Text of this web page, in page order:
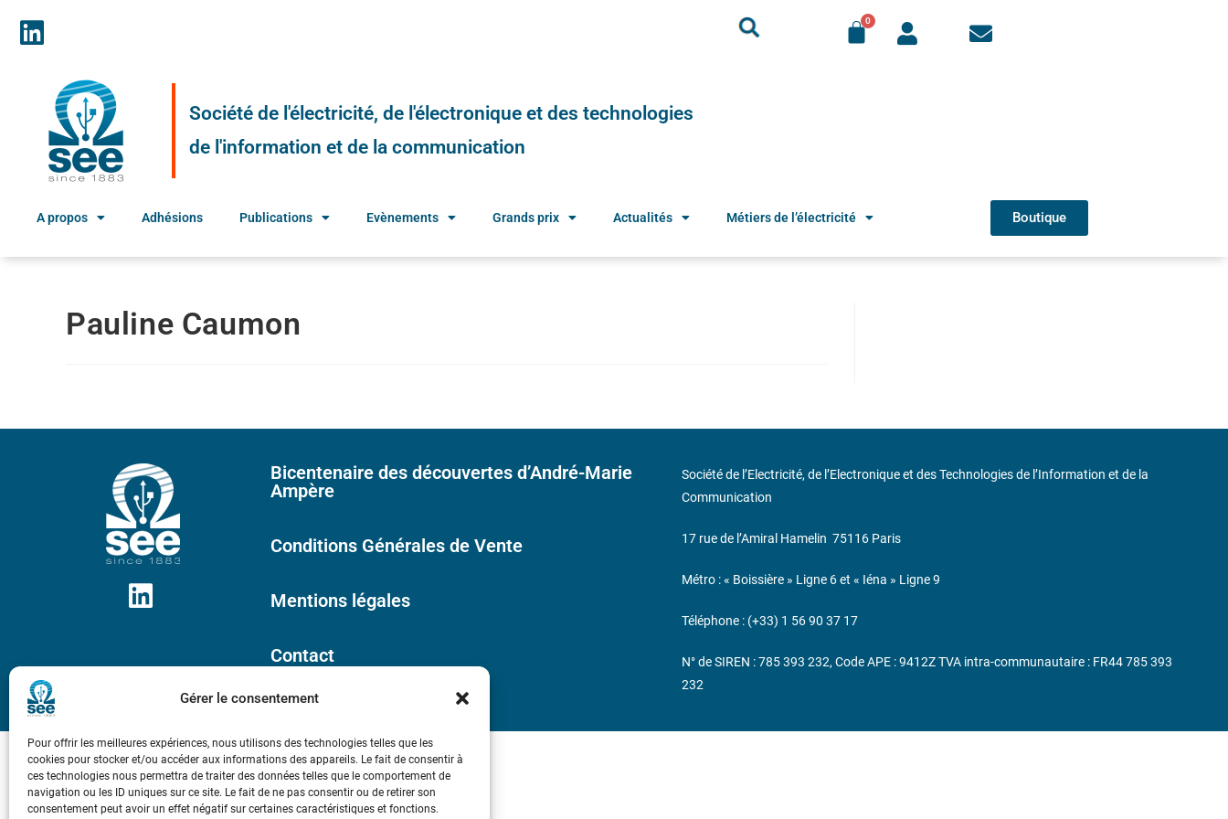
Gérer le consentement
Pour offrir les meilleures expériences, nous utilisons des technologies telles que les
cookies pour stocker et/ou accéder aux informations des appareils. Le fait de consentir à
ces technologies nous permettra de traiter des données telles que le comportement de
navigation ou les ID uniques sur ce site. Le fait de ne pas consentir ou de retirer son
consentement peut avoir un effet négatif sur certaines caractéristiques et fonctions.
Société de l'électricité, de l'électronique et des technologies
de l'information et de la communication
A propos Adhésions Publications Evènements Grands prix Actualités Métiers de l’électricité Boutique
Pauline Caumon
Bicentenaire des découvertes d’André-Marie
Ampère
Conditions Générales de Vente
Mentions légales
Contact
Société de l’Electricité, de l’Electronique et des Technologies de l’Information et de la
Communication
17 rue de l’Amiral Hamelin 75116 Paris
Métro : « Boissière » Ligne 6 et « Iéna » Ligne 9
Téléphone : (+33) 1 56 90 37 17
N° de SIREN : 785 393 232, Code APE : 9412Z TVA intra-communautaire : FR44 785 393
232